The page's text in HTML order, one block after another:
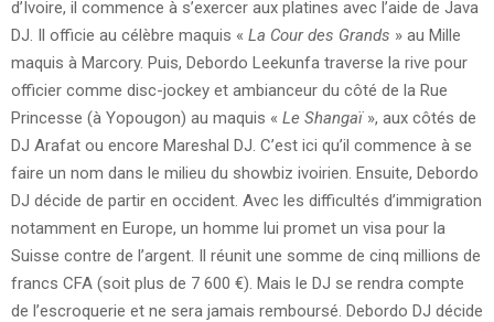
d’Ivoire, il commence à s’exercer aux platines avec l’aide de Java
DJ. Il officie au célèbre maquis « La Cour des Grands » au Mille
maquis à Marcory. Puis, Debordo Leekunfa traverse la rive pour
officier comme disc-jockey et ambianceur du côté de la Rue
Princesse (à Yopougon) au maquis « Le Shangaï», aux côtés de
DJ Arafat ou encore Mareshal DJ. C’est ici qu’il commence à se
faire un nom dans le milieu du showbiz ivoirien. Ensuite, Debordo
DJ décide de partir en occident. Avec les difficultés d’immigration
notamment en Europe, un homme lui promet un visa pour la
Suisse contre de l’argent. Il réunit une somme de cinq millions de
francs CFA (soit plus de 7 600 €). Mais le DJ se rendra compte
de l’escroquerie et ne sera jamais remboursé. Debordo DJ décide